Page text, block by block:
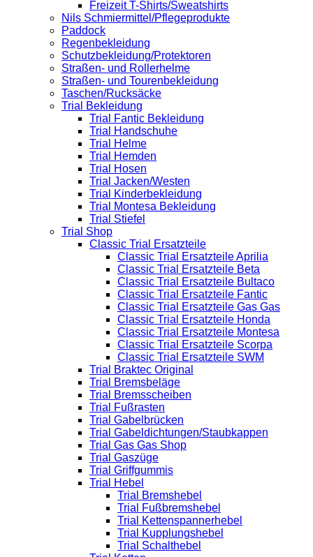
Freizeit T-Shirts/Sweatshirts
Nils Schmiermittel/Pflegeprodukte
Paddock
Regenbekleidung
Schutzbekleidung/Protektoren
Straßen- und Rollerhelme
Straßen- und Tourenbekleidung
Taschen/Rucksäcke
Trial Bekleidung
Trial Fantic Bekleidung
Trial Handschuhe
Trial Helme
Trial Hemden
Trial Hosen
Trial Jacken/Westen
Trial Kinderbekleidung
Trial Montesa Bekleidung
Trial Stiefel
Trial Shop
Classic Trial Ersatzteile
Classic Trial Ersatzteile Aprilia
Classic Trial Ersatzteile Beta
Classic Trial Ersatzteile Bultaco
Classic Trial Ersatzteile Fantic
Classic Trial Ersatzteile Gas Gas
Classic Trial Ersatzteile Honda
Classic Trial Ersatzteile Montesa
Classic Trial Ersatzteile Scorpa
Classic Trial Ersatzteile SWM
Trial Braktec Original
Trial Bremsbeläge
Trial Bremsscheiben
Trial Fußrasten
Trial Gabelbrücken
Trial Gabeldichtungen/Staubkappen
Trial Gas Gas Shop
Trial Gaszüge
Trial Griffgummis
Trial Hebel
Trial Bremshebel
Trial Fußbremshebel
Trial Kettenspannerhebel
Trial Kupplungshebel
Trial Schalthebel